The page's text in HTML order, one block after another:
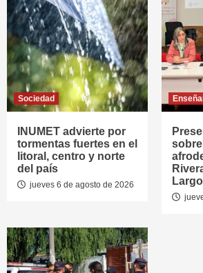
Sociedad
INUMET advierte por
tormentas fuertes en el
litoral, centro y norte
del país
jueves 6 de agosto de 2026
Largo